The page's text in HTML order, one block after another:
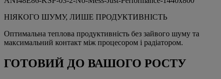
НІЯКОГО ШУМУ, ЛИШЕ ПРОДУКТИВНІСТЬ
Оптимальна теплова продуктивність без зайвого шуму та
максимальний контакт між процесором і радіатором.
ГОТОВИЙ ДО ВАШОГО РОСТУ